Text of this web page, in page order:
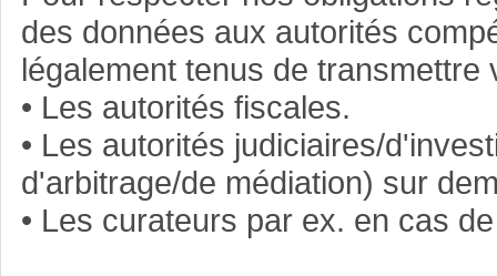
des données aux autorités
légalement tenus de
• Les autorités fiscales.
• Les autorités judiciaires/
d'arbitrage/de médiation) sur
• Les curateurs par ex. en cas